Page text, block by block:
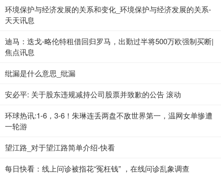
环境保护与经济发展的关系和变化_环境保护与经济发展的关系-
天天讯息
迪马：迭戈-略伦特租借回归罗马，出勤过半将500万欧强制买断|
焦点讯息
纰漏是什么意思_纰漏
安必平: 关于股东违规减持公司股票并致歉的公告 滚动
环球热讯:1-6，3-6！朱琳连丢两盘不敌世界第一，温网女单惨遭
一轮游
望江路_对于望江路简单介绍-快看
每日快看：线上问诊被指花“冤枉钱” ，在线问诊乱象调查